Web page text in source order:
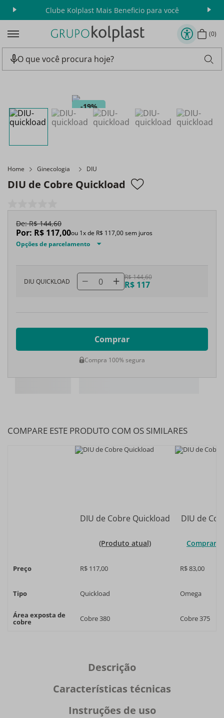
Clube Kolplast Mais Beneficio para você
0
19%
Home Ginecologia DIU
DIU de Cobre Quickload
De:R$ 144,60
Por: R$ 117,00ou 1x de R$ 117,00sem juros
Opções de parcelamento
DIU QUICKLOAD 0 R$ 144,60
R$ 117
Comprar
Compra 100% segura
COMPARE ESTE PRODUTO COM OS SIMILARES
DIU de Cobre Quickload DIU de
(Produto atual) Comprar
Preço R$ 117,00 R$ 83,00
Tipo Quickload Omega
Área exposta de
cobre Cobre 380 Cobre 375
Descrição
Características técnicas
Instruções de uso